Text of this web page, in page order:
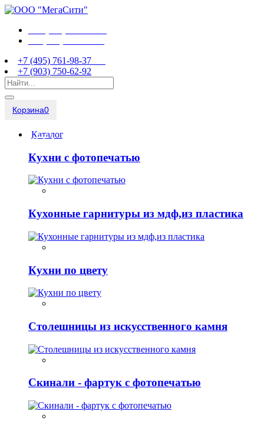
+7 (495) 761-98-37
+7 (903) 750-62-92
Корзина0
Каталог
Кухни с фотопечатью
Кухонные гарнитуры из мдф,из пластика
Кухни по цвету
Столешницы из искусственного камня
Скинали - фартук с фотопечатью